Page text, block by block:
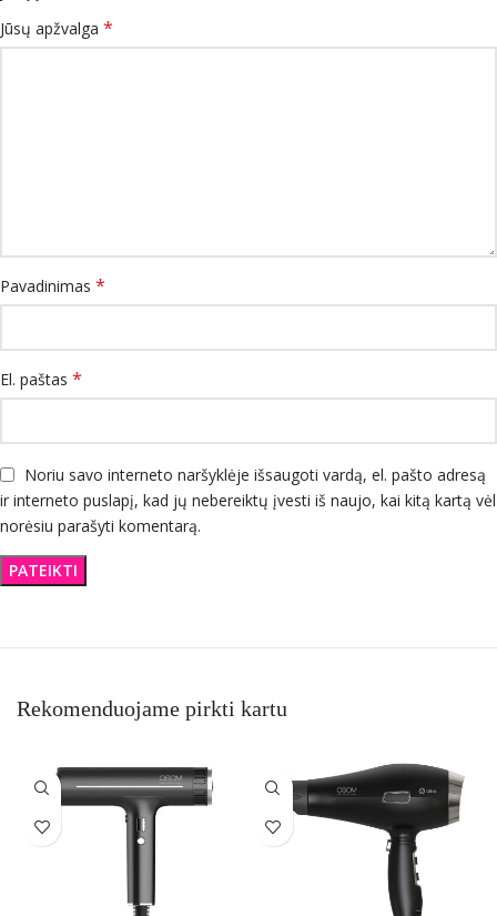
Jūsų apžvalga *
Pavadinimas *
El. paštas *
Noriu savo interneto naršyklėje išsaugoti vardą, el. pašto adresą
ir interneto puslapį, kad jų nebereiktų įvesti iš naujo, kai kitą kartą vėl
norėsiu parašyti komentarą.
Rekomenduojame pirkti kartu